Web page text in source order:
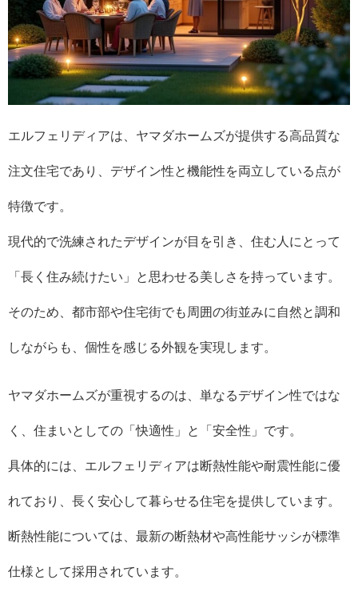
エルフェリディアは、ヤマダホームズが提供する高品質な
注文住宅であり、デザイン性と機能性を両立している点が
特徴です。
現代的で洗練されたデザインが目を引き、住む人にとって
「長く住み続けたい」と思わせる美しさを持っています。
そのため、都市部や住宅街でも周囲の街並みに自然と調和
しながらも、個性を感じる外観を実現します。
ヤマダホームズが重視するのは、単なるデザイン性ではな
く、住まいとしての「快適性」と「安全性」です。
具体的には、エルフェリディアは断熱性能や耐震性能に優
れており、長く安心して暮らせる住宅を提供しています。
断熱性能については、最新の断熱材や高性能サッシが標準
仕様として採用されています。